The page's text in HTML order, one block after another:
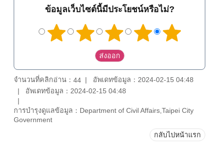
ข้อมูลเว็บไซต์นี้มีประโยชน์หรือไม่?
จำนวนที่คลิกอ่าน： 44
อัพเดทข้อมูล：2024-02-15 04:48
อัพเดทข้อมูล：2024-02-15 04:48
การบำรุงดูแลข้อมูล：Department of Civil Affairs,Taipei City
Government
กลับไปหน้าแรก